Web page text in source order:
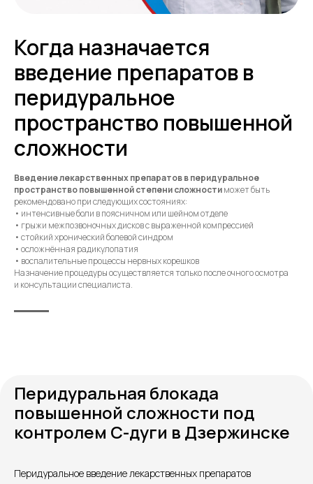
Когда назначается
введение препаратов в
перидуральное
пространство повышенной
сложности
Введение лекарственных препаратов в перидуральное
пространство повышенной степени сложностиможет быть
рекомендовано при следующих состояниях:
• интенсивные боли в поясничном или шейном отделе
• грыжи межпозвоночных дисков с выраженной компрессией
• стойкий хронический болевой синдром
• осложнённая радикулопатия
• воспалительные процессы нервных корешков
Назначение процедуры осуществляется только после очного осмотра
и консультации специалиста.
Перидуральная блокада
повышенной сложности под
контролем С-дуги в Дзержинске
Перидуральное введение лекарственных препаратов